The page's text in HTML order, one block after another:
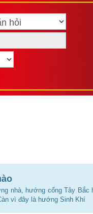
nhà, hướng cổng Tây Bắc
vì đây là hướng Sinh Khí